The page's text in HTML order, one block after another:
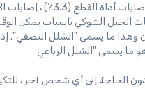
العديد من إصابات الحبل الشوكي بأسباب
وهذا ما يسمى "الشلل النصفي".
الحاجة إلى أي شخص آخر ،